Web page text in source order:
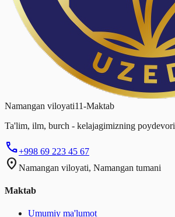
Namangan viloyati11-Maktab
Ta'lim, ilm, burch - kelajagimizning poydevori
phone+998 69 223 45 67
location_on Namangan viloyati, Namangan tumani
Maktab
Umumiy ma'lumot